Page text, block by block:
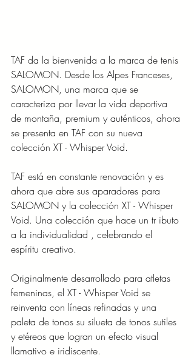
TAF da la bienvenida a la marca de tenis
SALOMON. Desde los Alpes Franceses,
SALOMON, una marca que se
caracteriza por llevar la vida deportiva
de montaña, premium y auténticos, ahora
se presenta en TAF con su nueva
colección XT - Whisper Void.
TAF está en constante renovación y es
ahora que abre sus aparadores para
SALOMON y la colección XT - Whisper
Void. Una colección que hace un tr ibuto
a la individualidad , celebrando el
espíritu creativo.
Originalmente desarrollado para atletas
femeninas, el XT - Whisper Void se
reinventa con líneas refinadas y una
paleta de tonos su silueta de tonos sutiles
y etéreos que logran un efecto visual
llamativo e iridiscente.